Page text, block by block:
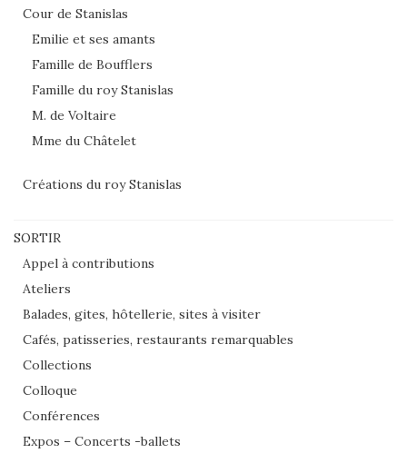
Cour de Stanislas
Emilie et ses amants
Famille de Boufflers
Famille du roy Stanislas
M. de Voltaire
Mme du Châtelet
Créations du roy Stanislas
SORTIR
Appel à contributions
Ateliers
Balades, gites, hôtellerie, sites à visiter
Cafés, patisseries, restaurants remarquables
Collections
Colloque
Conférences
Expos – Concerts -ballets